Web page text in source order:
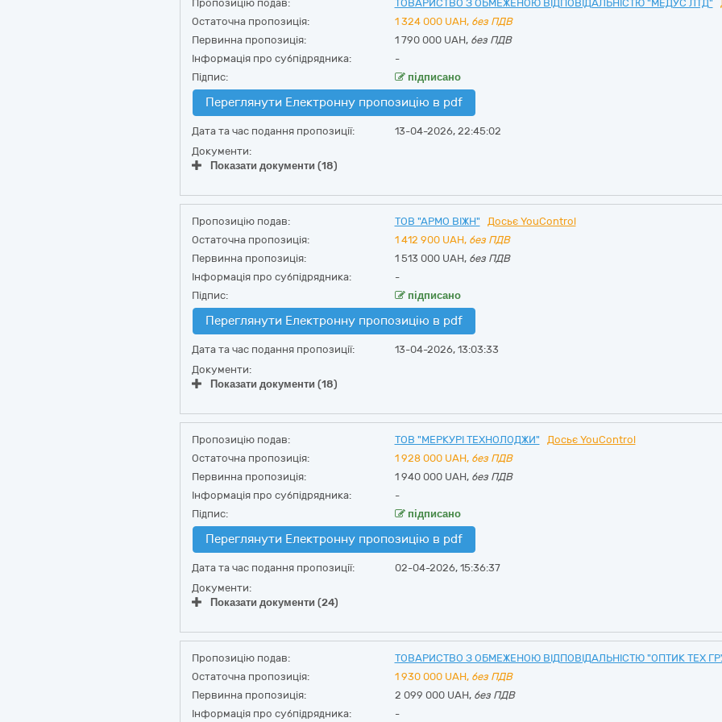
Пропозицію подав: ТОВАРИСТВО З ОБМЕЖЕНОЮ ВІДПОВІДАЛЬНІСТЮ "МЕДУС ЛТД"
Остаточна пропозиція:
1 324 000 UAH, без ПДВ
Первинна пропозиція:
1 790 000 UAH, без ПДВ
Інформація про субпідрядника:
-
Підпис:
підписано
Переглянути Електронну пропозицію в pdf
Дата та час подання пропозиції:
13-04-2026, 22:45:02
Документи:
Показати документи (18)
Пропозицію подав: ТОВ "АРМО ВІЖН"
Досьє YouControl
Остаточна пропозиція:
1 412 900 UAH, без ПДВ
Первинна пропозиція:
1 513 000 UAH, без ПДВ
Інформація про субпідрядника:
-
Підпис:
підписано
Переглянути Електронну пропозицію в pdf
Дата та час подання пропозиції:
13-04-2026, 13:03:33
Документи:
Показати документи (18)
Пропозицію подав: ТОВ "МЕРКУРІ ТЕХНОЛОДЖИ"
Досьє YouControl
Остаточна пропозиція:
1 928 000 UAH, без ПДВ
Первинна пропозиція:
1 940 000 UAH, без ПДВ
Інформація про субпідрядника:
-
Підпис:
підписано
Переглянути Електронну пропозицію в pdf
Дата та час подання пропозиції:
02-04-2026, 15:36:37
Документи:
Показати документи (24)
Пропозицію подав: ТОВАРИСТВО З ОБМЕЖЕНОЮ ВІДПОВІДАЛЬНІСТЮ "ОПТИК ТЕХ
Остаточна пропозиція:
1 930 000 UAH, без ПДВ
Первинна пропозиція:
2 099 000 UAH, без ПДВ
Інформація про субпідрядника:
-